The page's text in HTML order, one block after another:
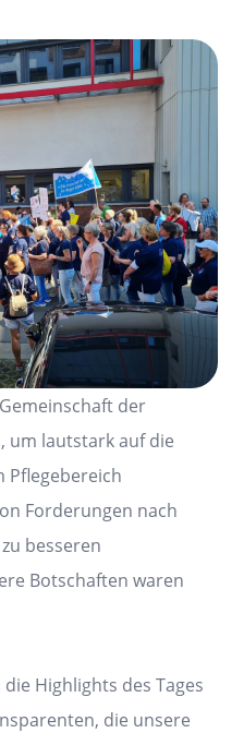
der
um lautstark auf die
Pflegebereich
Forderungen nach
besseren
Botschaften waren
Highlights des Tages
die unsere